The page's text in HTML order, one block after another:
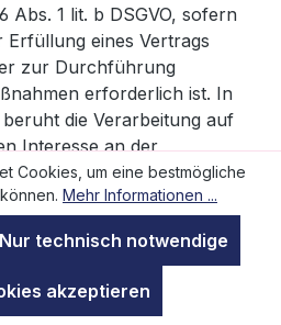
Abs. 1 lit. b DSGVO, sofern
eines Vertrags
zur Durchführung
erforderlich ist. In
die Verarbeitung auf
Interesse an der
der an uns gerichteten
1 lit. f DSGVO) oder auf
wurde.
per Kontaktanfragen
Cookies, um eine bestmögliche
Mehr Informationen ...
Nur technisch notwendige
akzeptieren